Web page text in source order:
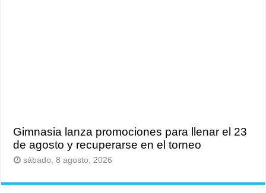
Gimnasia lanza promociones para llenar el 23
de agosto y recuperarse en el torneo
sábado, 8 agosto, 2026